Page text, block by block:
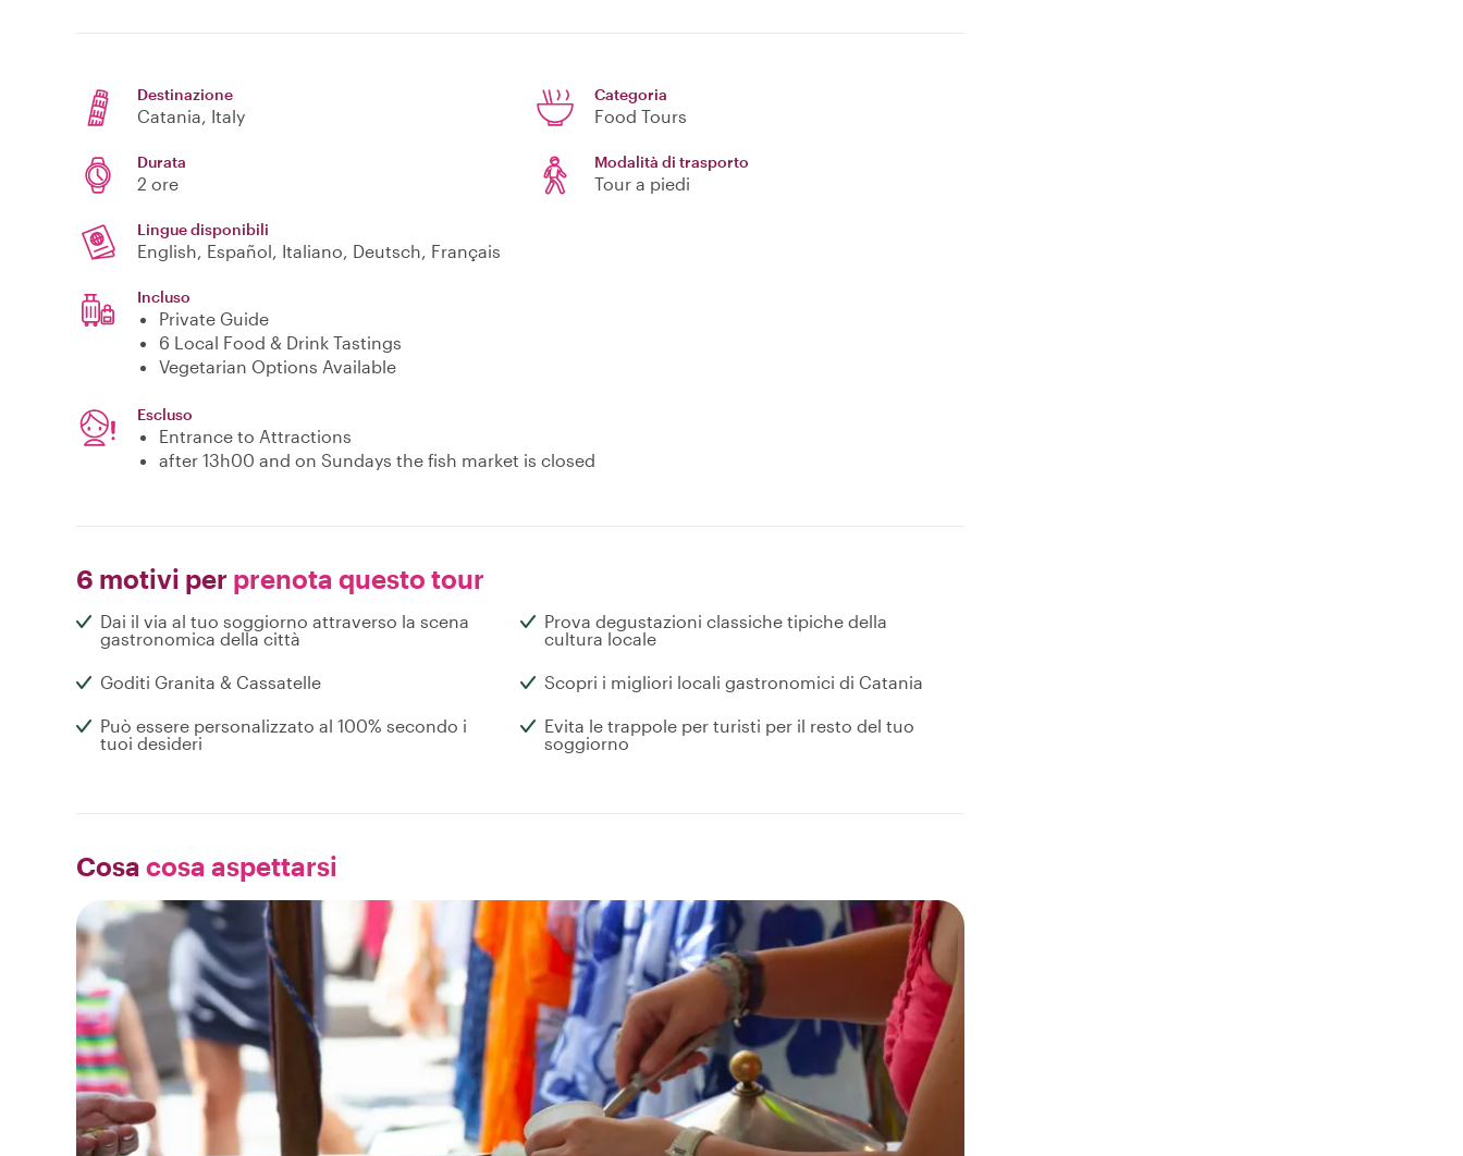
Destinazione
Catania, Italy
Categoria
Food Tours
Durata
2 ore
Modalità di trasporto
Tour a piedi
Lingue disponibili
English, Español, Italiano, Deutsch, Français
Incluso
Private Guide
6 Local Food & Drink Tastings
Vegetarian Options Available
Escluso
Entrance to Attractions
after 13h00 and on Sundays the fish market is closed
6 motivi per prenota questo tour
Dai il via al tuo soggiorno attraverso la scena
gastronomica della città
Prova degustazioni classiche tipiche della
cultura locale
Goditi Granita & Cassatelle Scopri i migliori locali gastronomici di Catania
Può essere personalizzato al 100% secondo i
tuoi desideri
Evita le trappole per turisti per il resto del tuo
soggiorno
Cosa cosa aspettarsi